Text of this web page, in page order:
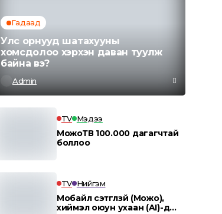
Гадаад
Улс орнууд шатахууны
хомсдолоо хэрхэн даван туулж
байна вэ?
Admin
TV Мэдээ
МожоТВ 100.000 дагагчтай
боллоо
TV Нийгэм
Мобайл сэтгүүлзүй (Можо),
хиймэл оюун ухаан (AI)-д